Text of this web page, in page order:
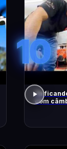
10
Tá
com